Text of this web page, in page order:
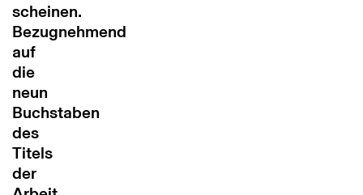
scheinen.
Bezugnehmend
auf
die
neun
Buchstaben
des
Titels
der